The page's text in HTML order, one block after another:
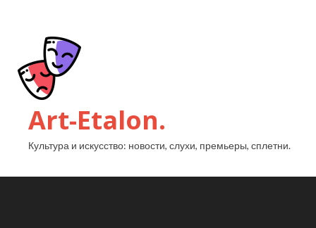
Art-Etalon.
Культура и искусство: новости, слухи, премьеры, сплетни.